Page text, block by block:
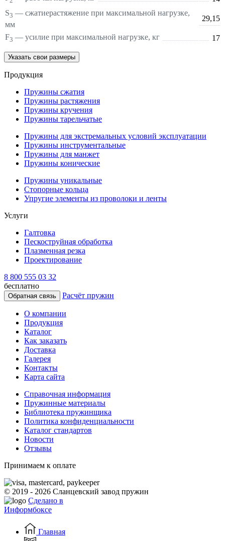
S3 — сжатиерастяжение при максимальной нагрузке,
мм
29,15
F3 — усилие при максимальной нагрузке, кг 17
Указать свои размеры
Продукция
Пружины сжатия
Пружины растяжения
Пружины кручения
Пружины тарельчатые
Пружины для экстремальных условий эксплуатации
Пружины инструментальные
Пружины для манжет
Пружины конические
Пружины уникальные
Стопорные кольца
Упругие элементы из проволоки и ленты
Услуги
Галтовка
Пескоструйная обработка
Плазменная резка
Проектирование
8 800 555 03 32
бесплатно
Обратная связь Расчёт пружин
О компании
Продукция
Каталог
Как заказать
Доставка
Галерея
Контакты
Карта сайта
Справочная информация
Пружинные материалы
Библиотека пружинщика
Политика конфиденциальности
Каталог стандартов
Новости
Отзывы
Принимаем к оплате
© 2019 - 2026 Сланцевский завод пружин
Сделано в
Информбоксе
Главная